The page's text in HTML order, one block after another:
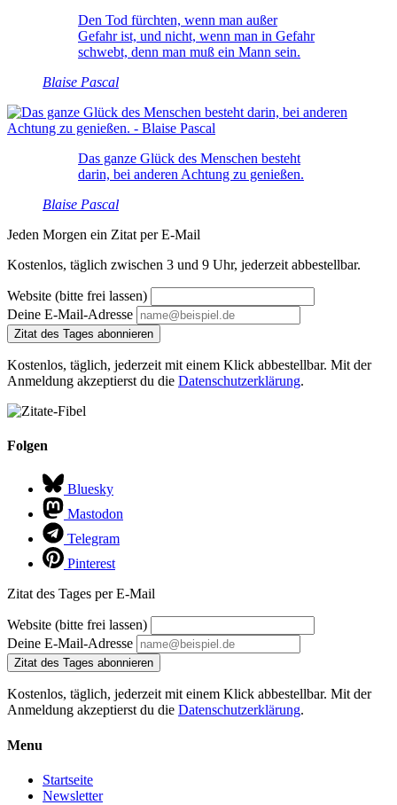
Den Tod fürchten, wenn man außer
Gefahr ist, und nicht, wenn man in Gefahr
schwebt, denn man muß ein Mann sein.
Blaise Pascal
Das ganze Glück des Menschen besteht
darin, bei anderen Achtung zu genießen.
Blaise Pascal
Jeden Morgen ein Zitat per E-Mail
Kostenlos, täglich zwischen 3 und 9 Uhr, jederzeit abbestellbar.
Website (bitte frei lassen)
Deine E-Mail-Adresse
Zitat des Tages abonnieren
Kostenlos, täglich, jederzeit mit einem Klick abbestellbar. Mit der
Anmeldung akzeptierst du die Datenschutzerklärung.
Folgen
Bluesky
Mastodon
Telegram
Pinterest
Zitat des Tages per E-Mail
Website (bitte frei lassen)
Deine E-Mail-Adresse
Zitat des Tages abonnieren
Kostenlos, täglich, jederzeit mit einem Klick abbestellbar. Mit der
Anmeldung akzeptierst du die Datenschutzerklärung.
Menu
Startseite
Newsletter